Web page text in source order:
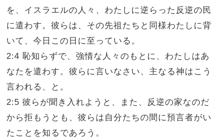
を、イスラエルの人々、わたしに逆らった反逆の民
に遣わす。彼らは、その先祖たちと同様わたしに背
いて、今日この日に至っている。
2:4 恥知らずで、強情な人々のもとに、わたしはあ
なたを遣わす。彼らに言いなさい、主なる神はこう
言われる、と。
2:5 彼らが聞き入れようと、また、反逆の家なのだ
から拒もうとも、彼らは自分たちの間に預言者がい
たことを知るであろう。